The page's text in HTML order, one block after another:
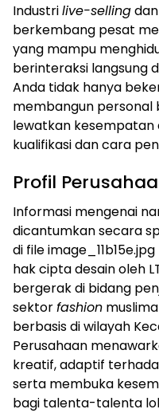
Industrilive-sellingdan
berkembang pesat
yang mampu
berinteraksi langsung
Anda tidak hanya
membangun personal
lewatkan kesempatan
kualifikasi dan cara
Profil
Informasi mengenai
dicantumkan secara
di file
hak cipta desain oleh
bergerak di bidang
sektorfashion
berbasis di wilayah
Perusahaan
kreatif, adaptif
serta membuka
bagi talenta-talenta